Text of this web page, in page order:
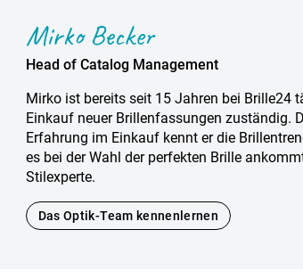
Mirko Becker
Head of Catalog Management
Mirko ist bereits seit 15 Jahren bei Brille24
Einkauf neuer Brillenfassungen zuständig.
Erfahrung im Einkauf kennt er die
es bei der Wahl der perfekten Brille
Stilexperte.
Das Optik-Team kennenlernen